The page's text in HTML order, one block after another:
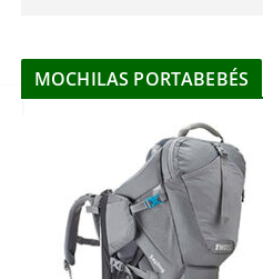
MOCHILAS PORTABEBÉS